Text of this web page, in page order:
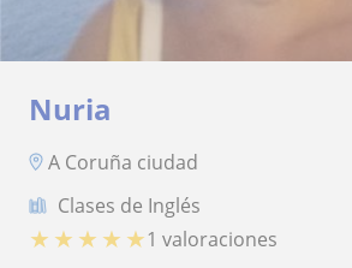
Nuria
A Coruña ciudad
Clases de Inglés
★ ★ ★ ★ ★1 valoraciones